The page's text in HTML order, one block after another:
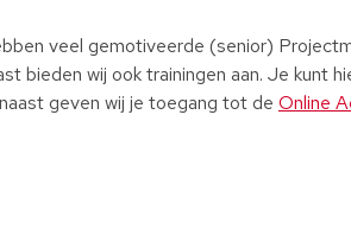
veel gemotiveerde (senior)
bieden wij ook trainingen aan. Je kunt
geven wij je toegang tot de Online